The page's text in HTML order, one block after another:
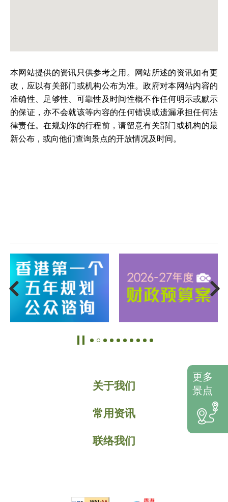
本网站提供的资讯只供参考之用。网站所述的资讯如有更
改，应以有关部门或机构公布为准。政府对本网站内容的
准确性、足够性、可靠性及时间性概不作任何明示或默示
的保证，亦不会就该等内容的任何错误或遗漏承担任何法
律责任。在规划你的行程前，请留意有关部门或机构的最
新公布，或向他们查询景点的开放情况及时间。
关于我们
常用资讯
联络我们
更多
景点